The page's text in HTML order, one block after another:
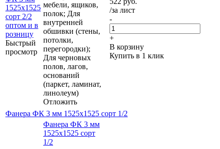
Быстрый
просмотр
мебели, ящиков,
полок; Для
внутренней
обшивки (стены,
потолки,
перегородки);
Для черновых
полов, лагов,
оснований
(паркет, ламинат,
линолеум)
Отложить
/за лист
-
+
В корзину
Купить в 1 клик
Фанера ФК 3 мм 1525х1525 сорт 1/2
Фанера ФК 3 мм
1525х1525 сорт
1/2